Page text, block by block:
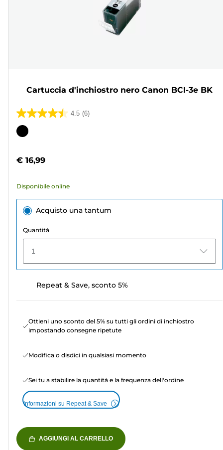
Cartuccia d'inchiostro nero Canon BCI-3e BK
4.5 (6)
4.5
su
6
Cartuccia
€ 16,99
Disponibile online
Acquisto una tantum
Quantità
1
Repeat & Save, sconto 5%
Ottieni uno sconto del 5% su tutti gli ordini di inchiostro
impostando consegne ripetute
Modifica o disdici in qualsiasi momento
Sei tu a stabilire la quantità e la frequenza dell'ordine
Informazioni su Repeat & Save
AGGIUNGI AL CARRELLO